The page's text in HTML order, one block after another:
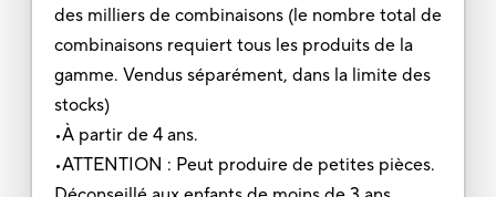
des milliers de combinaisons (le nombre total de
combinaisons requiert tous les produits de la
gamme. Vendus séparément, dans la limite des
stocks)
•À partir de 4 ans.
•ATTENTION : Peut produire de petites pièces.